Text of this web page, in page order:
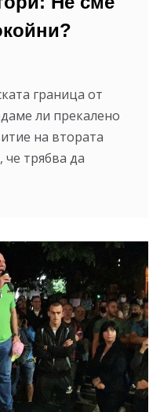
граница от
ли прекалено
на втората
че трябва да